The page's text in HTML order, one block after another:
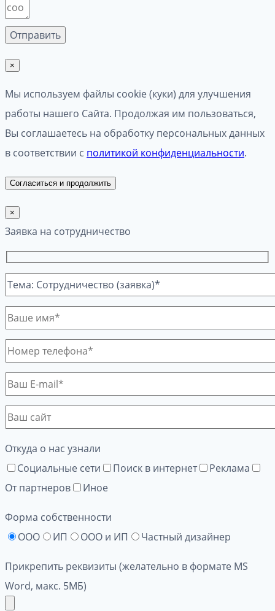
×
Мы используем файлы cookie (куки) для улучшения
работы нашего Сайта. Продолжая им пользоваться,
Вы соглашаетесь на обработку персональных данных
в соответствии с политикой конфиденциальности.
Согласиться и продолжить
×
Заявка на сотрудничество
Откуда о нас узнали
Социальные сети
Поиск в интернет
Реклама
От партнеров
Иное
Форма собственности
ООО
ИП ООО и ИП Частный дизайнер
Прикрепить реквизиты (желательно в формате MS
Word, макс. 5МБ)